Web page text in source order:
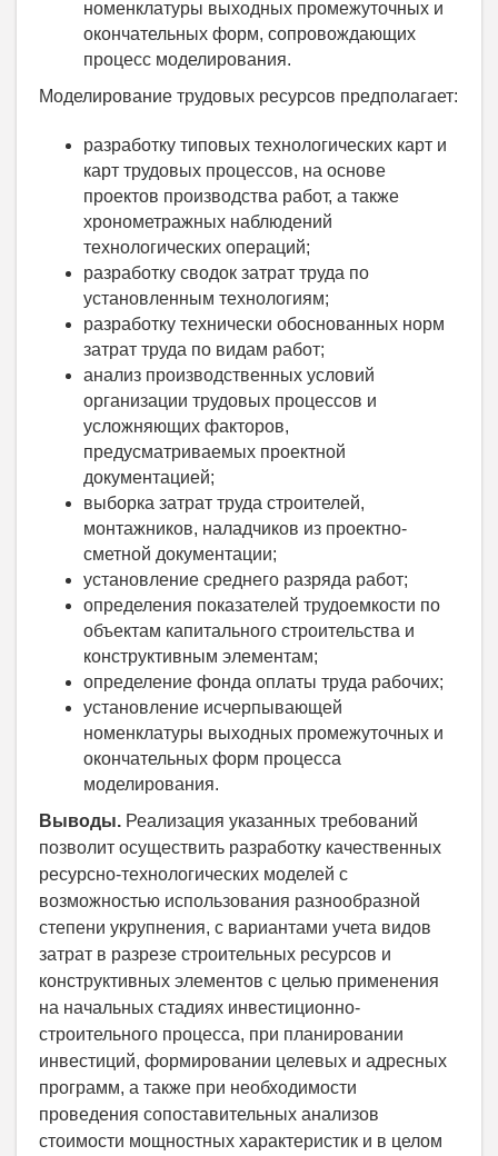
номенклатуры выходных промежуточных и
окончательных форм, сопровождающих
процесс моделирования.
Моделирование трудовых ресурсов предполагает:
разработку типовых технологических карт и
карт трудовых процессов, на основе
проектов производства работ, а также
хронометражных наблюдений
технологических операций;
разработку сводок затрат труда по
установленным технологиям;
разработку технически обоснованных норм
затрат труда по видам работ;
анализ производственных условий
организации трудовых процессов и
усложняющих факторов,
предусматриваемых проектной
документацией;
выборка затрат труда строителей,
монтажников, наладчиков из проектно-
сметной документации;
установление среднего разряда работ;
определения показателей трудоемкости по
объектам капитального строительства и
конструктивным элементам;
определение фонда оплаты труда рабочих;
установление исчерпывающей
номенклатуры выходных промежуточных и
окончательных форм процесса
моделирования.
Выводы. Реализация указанных требований
позволит осуществить разработку качественных
ресурсно-технологических моделей с
возможностью использования разнообразной
степени укрупнения, с вариантами учета видов
затрат в разрезе строительных ресурсов и
конструктивных элементов с целью применения
на начальных стадиях инвестиционно-
строительного процесса, при планировании
инвестиций, формировании целевых и адресных
программ, а также при необходимости
проведения сопоставительных анализов
стоимости мощностных характеристик и в целом